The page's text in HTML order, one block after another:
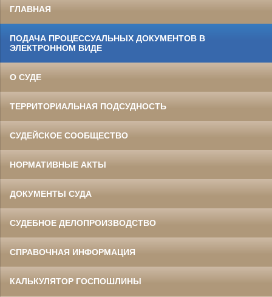
ГЛАВНАЯ
ПОДАЧА ПРОЦЕССУАЛЬНЫХ ДОКУМЕНТОВ В
ЭЛЕКТРОННОМ ВИДЕ
О СУДЕ
ТЕРРИТОРИАЛЬНАЯ ПОДСУДНОСТЬ
СУДЕЙСКОЕ СООБЩЕСТВО
НОРМАТИВНЫЕ АКТЫ
ДОКУМЕНТЫ СУДА
СУДЕБНОЕ ДЕЛОПРОИЗВОДСТВО
СПРАВОЧНАЯ ИНФОРМАЦИЯ
КАЛЬКУЛЯТОР ГОСПОШЛИНЫ